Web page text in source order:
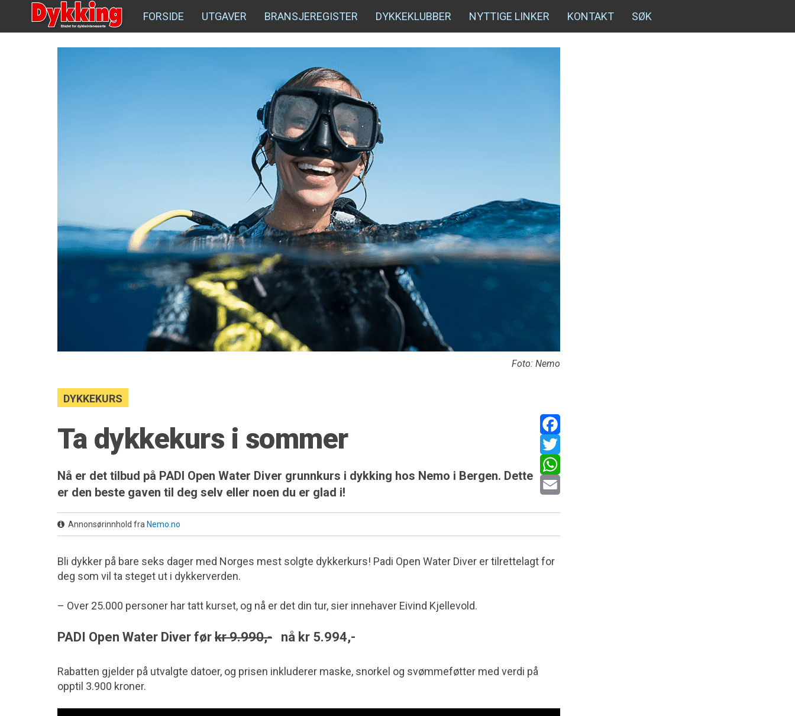
FORSIDE UTGAVER BRANSJEREGISTER DYKKEKLUBBER NYTTIGE LINKER KONTAKT SØK
Foto: Nemo
DYKKEKURS
Facebook
Twitter
WhatsApp
Ta dykkekurs i sommer
Nå er det tilbud på PADI Open Water Diver grunnkurs i dykking hos Nemo i Bergen. Dette
er den beste gaven til deg selv eller noen du er glad i!
Annonsørinnhold fra Nemo.no
Bli dykker på bare seks dager med Norges mest solgte dykkerkurs! Padi Open Water Diver er tilrettelagt for
deg som vil ta steget ut i dykkerverden.
– Over 25.000 personer har tatt kurset, og nå er det din tur, sier innehaver Eivind Kjellevold.
PADI Open Water Diver før kr 9.990,- nå kr 5.994,-
Rabatten gjelder på utvalgte datoer, og prisen inkluderer maske, snorkel og svømmeføtter med verdi på
opptil 3.900 kroner.